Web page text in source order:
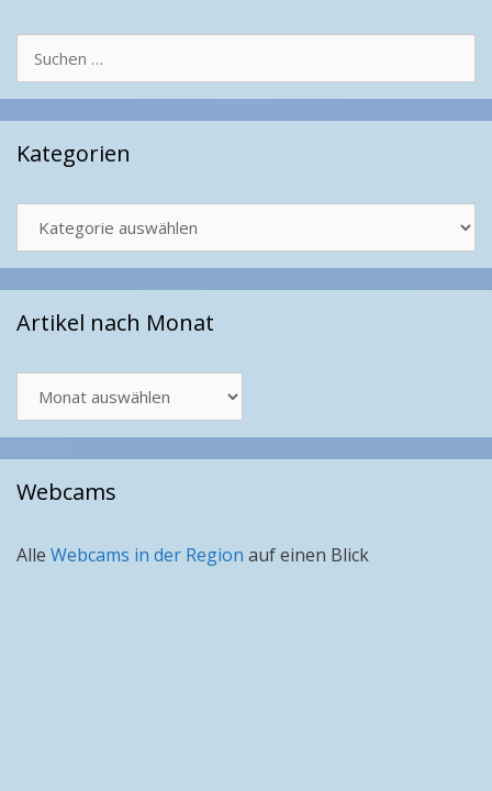
nach:
Kategorien
Artikel nach Monat
nach
Monat
Webcams
Alle Webcams in der Region auf einen Blick